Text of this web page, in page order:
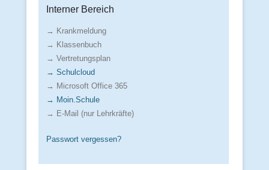
Interner Bereich
→ Krankmeldung
→ Klassenbuch
→ Vertretungsplan
→ Schulcloud
→ Microsoft Office 365
→ Moin.Schule
→ E-Mail (nur Lehrkräfte)
Passwort vergessen?